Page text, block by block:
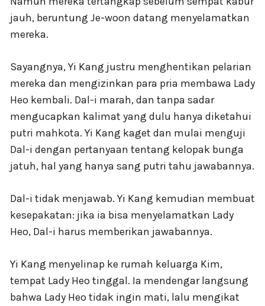
jauh, beruntung Je-woon datang menyelamatkan
mereka.
Sayangnya, Yi Kang justru menghentikan pelarian
mereka dan mengizinkan para pria membawa Lady
Heo kembali. Dal-i marah, dan tanpa sadar
mengucapkan kalimat yang dulu hanya diketahui
putri mahkota. Yi Kang kaget dan mulai menguji
Dal-i dengan pertanyaan tentang kelopak bunga
jatuh, hal yang hanya sang putri tahu jawabannya.
Dal-i tidak menjawab. Yi Kang kemudian membuat
kesepakatan: jika ia bisa menyelamatkan Lady
Heo, Dal-i harus memberikan jawabannya.
Yi Kang menyelinap ke rumah keluarga Kim,
tempat Lady Heo tinggal. Ia mendengar langsung
bahwa Lady Heo tidak ingin mati, lalu mengikat